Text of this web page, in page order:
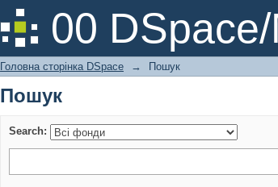
00
Пошук
Головна сторінка DSpace → Пошук
Пошук
Search: